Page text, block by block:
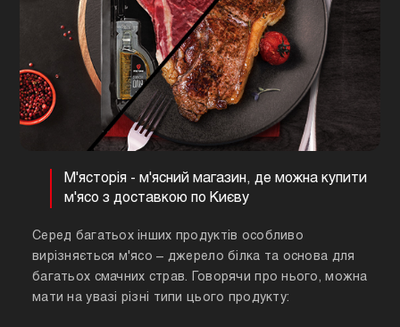
М'ясторія - м'ясний магазин, де можна купити
м'ясо з доставкою по Києву
Серед багатьох інших продуктів особливо
вирізняється м'ясо – джерело білка та основа для
багатьох смачних страв. Говорячи про нього, можна
мати на увазі різні типи цього продукту: